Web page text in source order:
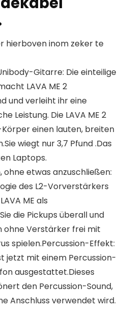
hierboven inom zeker te
Gitarre: Die einteilige
LAVA ME 2
und verleiht ihr eine
Leistung. Die LAVA ME 2
einen lauten, breiten
wiegt nur 3,7 Pfund .Das
Laptops.
ohne etwas anzuschließen:
des L2-Vorverstärkers
ME als
die Pickups überall und
ohne Verstärker frei mit
spielen.Percussion-Effekt:
jetzt mit einem Percussion-
ausgestattet.Dieses
den Percussion-Sound,
Anschluss verwendet wird.